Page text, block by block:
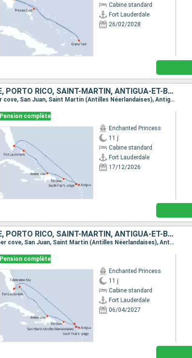
Cabine standard
Fort Lauderdale
26/02/2028
BAHAMAS, RÉPUBLIQUE DOMINICAINE, PORTO RICO, SAINT-MARTIN, ANTIGUA-ET-BARBUDA, ÉTATS-UNIS
Itinéraire : Fort Lauderdale, Princess Cays, Amber cove, San Juan, Saint Martin (Antilles Néerlandaises), Antigua, South Friar's - plage, Fort Lauderdale
Pension complète
Enchanted Princess
11 j
Cabine standard
Fort Lauderdale
17/12/2026
BAHAMAS, RÉPUBLIQUE DOMINICAINE, PORTO RICO, SAINT-MARTIN, ANTIGUA-ET-BARBUDA, ÉTATS-UNIS
Itinéraire : Fort Lauderdale, Celebration Key, Amber cove, San Juan, Saint Martin (Antilles Néerlandaises), Antigua, South Friar's - plage, Fort Lauderdale
Pension complète
Enchanted Princess
11 j
Cabine standard
Fort Lauderdale
06/04/2027